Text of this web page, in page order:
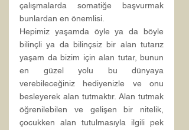
çalışmalarda somatiğe başvurmak
bunlardan en önemlisi.
Hepimiz yaşamda öyle ya da böyle
bilinçli ya da bilinçsiz bir alan tutarız
yaşam da bizim için alan tutar, bunun
en güzel yolu bu dünyaya
verebileceğiniz hediyenizle ve onu
besleyerek alan tutmaktır. Alan tutmak
öğrenilebilen ve gelişen bir nitelik,
çocukken alan tutulmasıyla ilgili pek